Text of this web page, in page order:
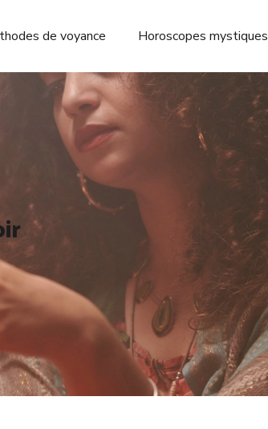
de voyance Horoscopes mystiques